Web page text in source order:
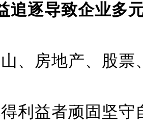
追逐导致企业多
、房地产、股票
利益者顽固坚守